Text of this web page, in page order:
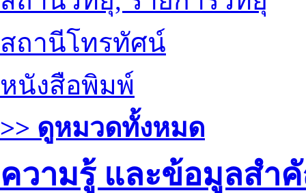
สถานีโทรทัศน์
หนังสือพิมพ์
>> ดูหมวดทั้งหมด
ความรู้ และข้อมูลสำ